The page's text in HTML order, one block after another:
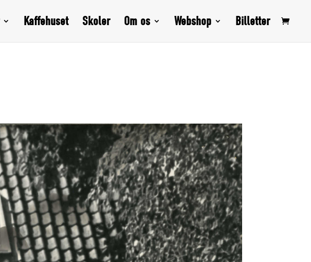
Kaffehuset Skoler Om os Webshop Billetter